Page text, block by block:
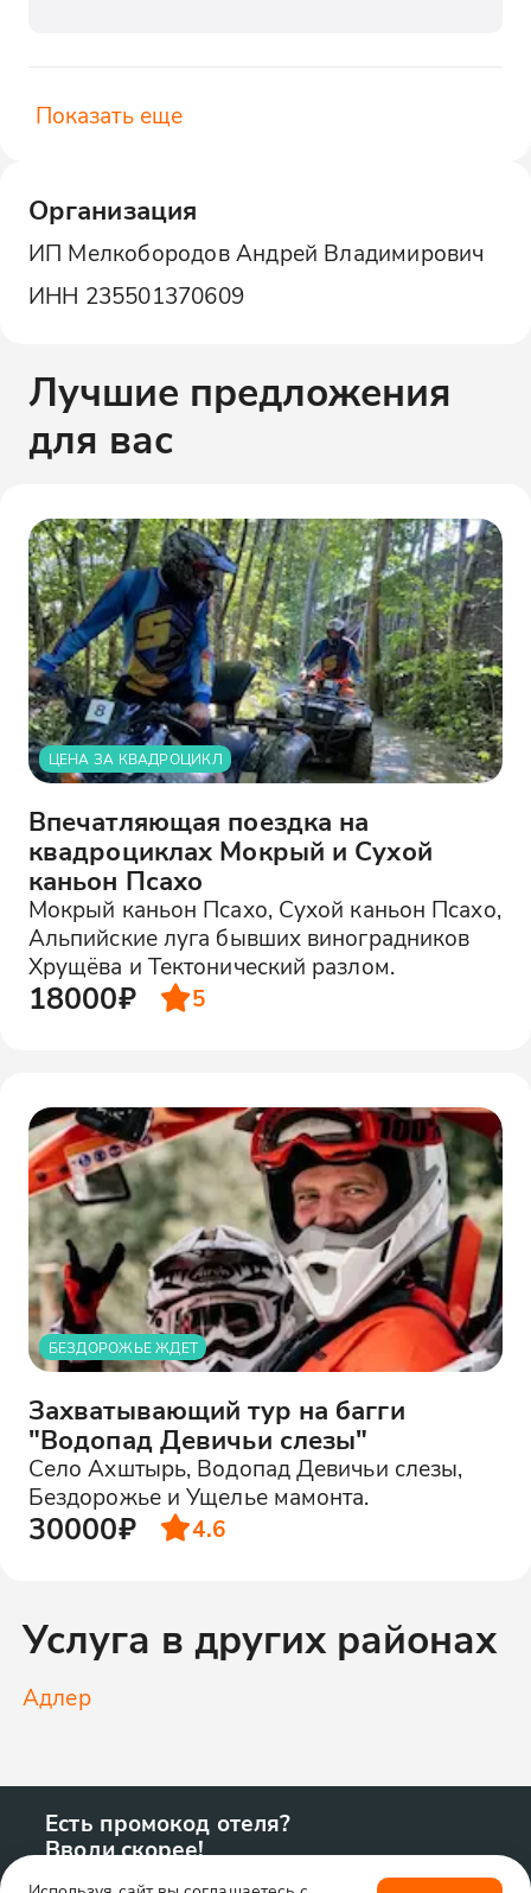
Показать еще
Организация
ИП Мелкобородов Андрей Владимирович
ИНН 235501370609
Лучшие предложения
для вас
ЦЕНА ЗА КВАДРОЦИКЛ
Впечатляющая поездка на
квадроциклах Мокрый и Сухой
каньон Псахо
Мокрый каньон Псахо, Сухой каньон Псахо,
Альпийские луга бывших виноградников
Хрущёва и Тектонический разлом.
18000₽ 5
БЕЗДОРОЖЬЕ ЖДЕТ
Захватывающий тур на багги
"Водопад Девичьи слезы"
Село Ахштырь, Водопад Девичьи слезы,
Бездорожье и Ущелье мамонта.
30000₽ 4.6
Услуга в других районах
Адлер
Есть промокод отеля?
Вводи скорее!